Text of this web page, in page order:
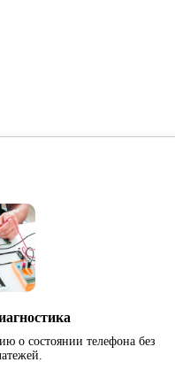
о состоянии телефона без